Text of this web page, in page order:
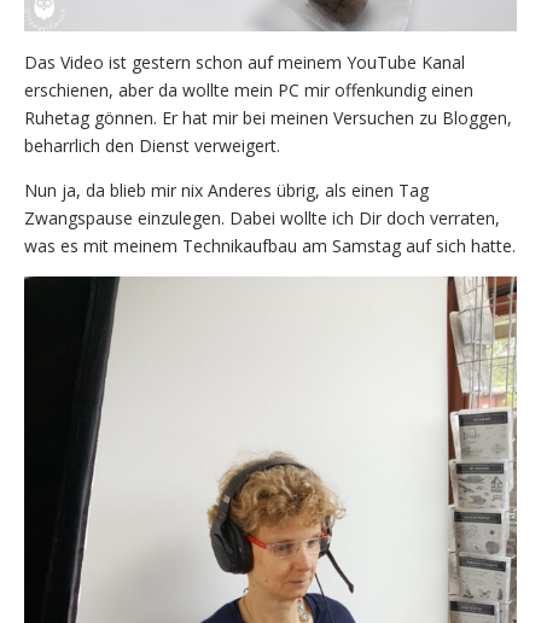
Das Video ist gestern schon auf meinem YouTube Kanal
erschienen, aber da wollte mein PC mir offenkundig einen
Ruhetag gönnen. Er hat mir bei meinen Versuchen zu Bloggen,
beharrlich den Dienst verweigert.
Nun ja, da blieb mir nix Anderes übrig, als einen Tag
Zwangspause einzulegen. Dabei wollte ich Dir doch verraten,
was es mit meinem Technikaufbau am Samstag auf sich hatte.